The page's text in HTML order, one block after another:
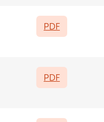
PDF
PDF